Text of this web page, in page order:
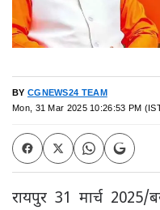
BY CGNEWS24 TEAM
Mon, 31 Mar 2025 10:26:53 PM
रायपुर 31 मार्च